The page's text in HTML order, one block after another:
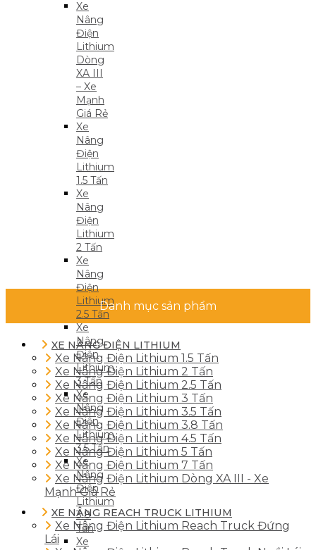
Xe
Nâng
Điện
Lithium
Dòng
XA III
– Xe
Mạnh
Giá Rẻ
Xe
Nâng
Điện
Lithium
1.5 Tấn
Xe
Nâng
Điện
Lithium
2 Tấn
Xe
Nâng
Điện
Lithium
2.5 Tấn
Xe
Nâng
Điện
Lithium
3 Tấn
Xe
Nâng
Điện
Lithium
3.5 Tấn
Xe
Nâng
Điện
Lithium
3.8
Tấn
Xe
Danh mục sản phẩm
XE NÂNG ĐIỆN LITHIUM
Xe Nâng Điện Lithium 1.5 Tấn
Xe Nâng Điện Lithium 2 Tấn
Xe Nâng Điện Lithium 2.5 Tấn
Xe Nâng Điện Lithium 3 Tấn
Xe Nâng Điện Lithium 3.5 Tấn
Xe Nâng Điện Lithium 3.8 Tấn
Xe Nâng Điện Lithium 4.5 Tấn
Xe Nâng Điện Lithium 5 Tấn
Xe Nâng Điện Lithium 7 Tấn
Xe Nâng Điện Lithium Dòng XA III - Xe
Mạnh Giá Rẻ
XE NÂNG REACH TRUCK LITHIUM
Xe Nâng Điện Lithium Reach Truck Đứng
Lái